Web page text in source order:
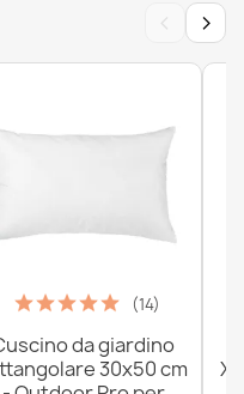
- moderno, forma
chiaro
cerchio - verde
‹ ›
(14)
da giardino
30x50 cm